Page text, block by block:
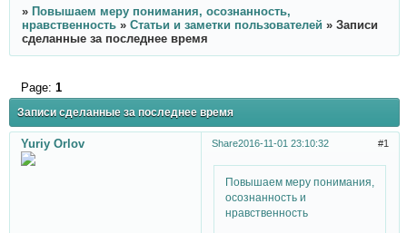
» Повышаем меру понимания, осознанность,
нравственность » Статьи и заметки пользователей » Записи
сделанные за последнее время
Записи сделанные за последнее время
Page: 1
Share 1
2016-11-01 23:10:32
Yuriy Orlov
Повышаем меру понимания,
осознанность и
нравственность